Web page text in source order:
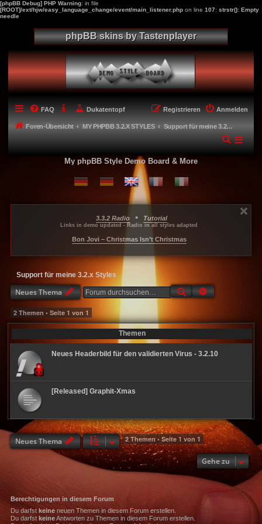
[phpBB Debug] PHP Warning: in file
[ROOT]/ext/hjw/easy_language_change/event/main_listener.php on line 107: strstr(): Empty
needle
phpBB skins by Tastenplayer
FAQ Dukatentopf Anmelden
Registrieren
Foren-Übersicht MY PHPBB 3.2.X STYLES Support für meine 3.2.x Styles
My phpBB Style Demo Board & More
3.3.2 Radio • Tutorial
Links in demo updated - Radio in all styles adapted
Bon Jovi – Christmas Isn’t Christmas
Support für meine 3.2.x Styles
Neues Thema Suche
2 Themen • Seite 1 von 1
Themen
Neues Headerbild für den validierten Virus - 3.2.10
[Released] Graphit-Xmas
Neues Thema 2 Themen • Seite1 von 1
Gehe zu
Berechtigungen in diesem Forum
Du darfst keineneuen Themen in diesem Forum erstellen.
Du darfst keineAntworten zu Themen in diesem Forum erstellen.